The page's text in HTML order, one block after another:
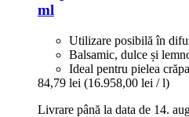
ml
Utilizare posibilă în
Balsamic, dulce și
Ideal pentru pielea
84,79 lei (16.958,00 lei / l)
Livrare până la data de 14.